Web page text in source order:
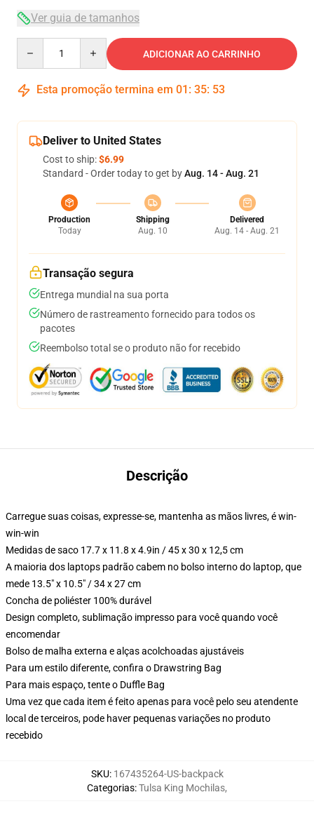
Ver guia de tamanhos
ADICIONAR AO CARRINHO
Esta promoção termina em 01 : 35: 53
Deliver to United States
Cost to ship:$6.99
Standard - Order today to get byAug. 14 - Aug. 21
Production
Today
Shipping
Aug. 10
Delivered
Aug. 14 - Aug. 21
Transação segura
Entrega mundial na sua porta
Número de rastreamento fornecido para todos os
pacotes
Reembolso total se o produto não for recebido
Descrição
Carregue suas coisas, expresse-se, mantenha as mãos livres, é win-
win-win
Medidas de saco 17.7 x 11.8 x 4.9in / 45 x 30 x 12,5 cm
A maioria dos laptops padrão cabem no bolso interno do laptop, que
mede 13.5" x 10.5" / 34 x 27 cm
Concha de poliéster 100% durável
Design completo, sublimação impresso para você quando você
encomendar
Bolso de malha externa e alças acolchoadas ajustáveis
Para um estilo diferente, confira o Drawstring Bag
Para mais espaço, tente o Duffle Bag
Uma vez que cada item é feito apenas para você pelo seu atendente
local de terceiros, pode haver pequenas variações no produto
recebido
SKU: 167435264-US-backpack
Categorias:Tulsa King Mochilas,